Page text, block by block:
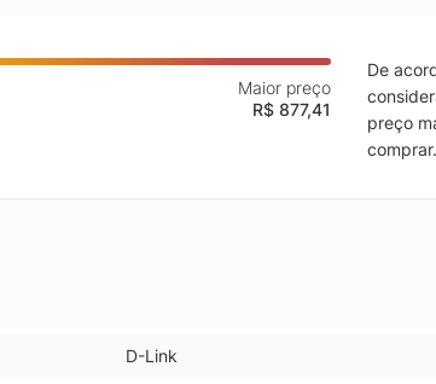
Maior preço
R$ 877,41
De
preço
D-Link